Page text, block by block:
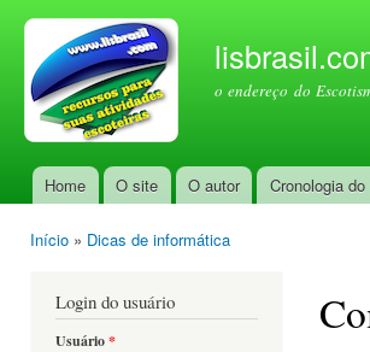
o endereço do
Menu principal
Home O site O autor Cronologia
Início » Dicas de informática
Login do usuário
Usuário*